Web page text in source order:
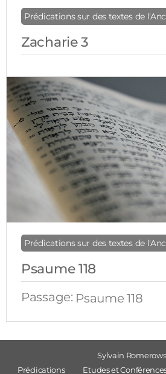
Prédications sur des textes de
Zacharie 3
Prédications sur des textes de
Psaume 118
Passage: Psaume 118
Sylvain
Prédications
Etudes et